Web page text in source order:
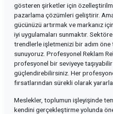
gösteren şirketler için
pazarlama çözümleri geliştirir.
gücünüzü artırmak ve markanız
iyi uygulamaları sunmaktır.
trendlerle işletmenizi bir adım
sunuyoruz. Profesyonel Reklam
profesyonel bir seviyeye taşıyabilir
güçlendirebilirsiniz. Her
fırsatlarından sürekli olarak
Meslekler, toplumun işleyişinde
kendini gerçekleştirme yolunda